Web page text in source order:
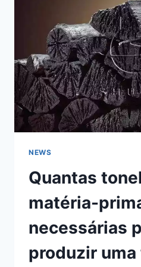
BRIQUETES
DE
CARVÃO?
NEWS
Quantas
matéria-
necessárias
produzir